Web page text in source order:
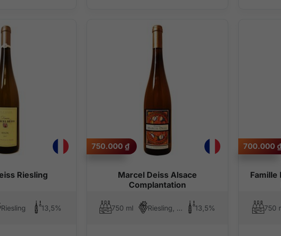
Riesling
Riesling 13,5%
Marcel Deiss Alsace
Complantation
750.000 ₫
750 ml Riesling, Pinot Blanc 13,5%
Famille
700.000 ₫
750